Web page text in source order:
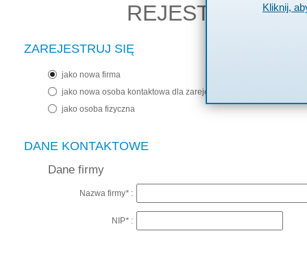
REJESTRACJAW
ZAREJESTRUJ SIĘ
jako nowa firma
jako nowa osoba kontaktowa dla zarejestrowanej firmy
jako osoba fizyczna
DANE KONTAKTOWE
Dane firmy
Nazwa firmy* :
NIP* :
Kliknij,